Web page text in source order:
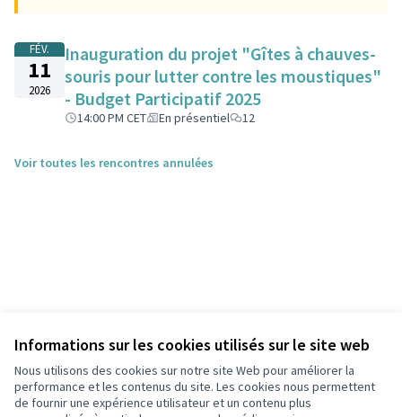
Informations sur les cookies utilisés sur le site web
Nous utilisons des cookies sur notre site Web pour améliorer la
performance et les contenus du site. Les cookies nous permettent
de fournir une expérience utilisateur et un contenu plus
FÉV.
11
2026
Inauguration du projet "Gîtes à chauves-
souris pour lutter contre les moustiques"
- Budget Participatif 2025
14:00 PM CET En présentiel 12
Voir toutes les rencontres annulées